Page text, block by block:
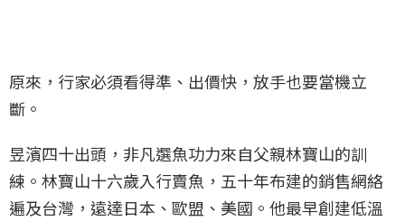
原來，行家必須看得準、出價快，放手也要當機立
斷。
昱濱四十出頭，非凡選魚功力來自父親林寶山的訓
練。林寶山十六歲入行賣魚，五十年布建的銷售網絡
遍及台灣，遠達日本、歐盟、美國。他最早創建低溫